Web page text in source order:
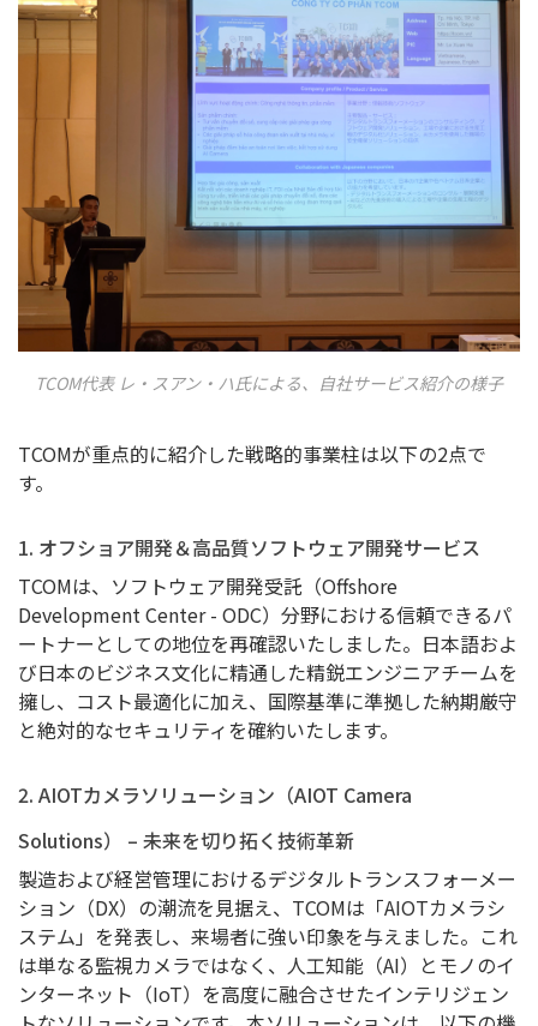
TCOM代表 レ・スアン・ハ氏による、自社サービス紹介の様子
TCOMが重点的に紹介した戦略的事業柱は以下の2点で
す。
1. オフショア開発＆高品質ソフトウェア開発サービス
TCOMは、ソフトウェア開発受託（Offshore
Development Center - ODC）分野における信頼できるパ
ートナーとしての地位を再確認いたしました。日本語およ
び日本のビジネス文化に精通した精鋭エンジニアチームを
擁し、コスト最適化に加え、国際基準に準拠した納期厳守
と絶対的なセキュリティを確約いたします。
2. AIOTカメラソリューション（AIOT Camera
Solutions） – 未来を切り拓く技術革新
製造および経営管理におけるデジタルトランスフォーメー
ション（DX）の潮流を見据え、TCOMは「AIOTカメラシ
ステム」を発表し、来場者に強い印象を与えました。これ
は単なる監視カメラではなく、人工知能（AI）とモノのイ
ンターネット（IoT）を高度に融合させたインテリジェン